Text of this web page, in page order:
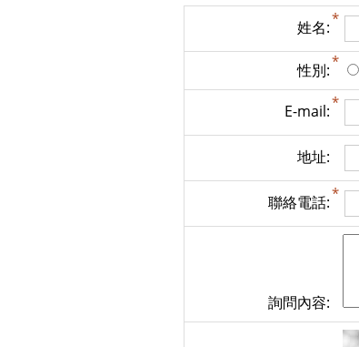
姓名:
性別:
E-mail:
地址:
聯絡電話:
詢問內容: